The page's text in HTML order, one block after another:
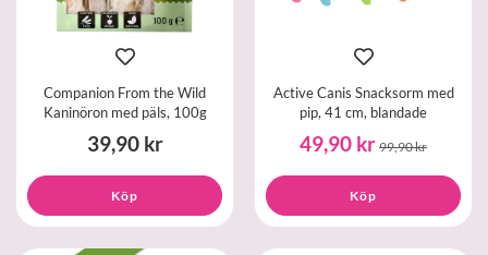
Companion From the Wild
Kaninöron med päls, 100g
39,90 kr
Köp
Active Canis Snacksorm med
pip, 41 cm, blandade
49,90 kr 99,90 kr
Köp